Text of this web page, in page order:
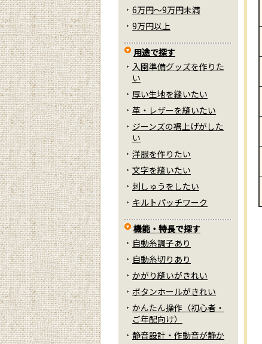
6万円～9万円未満
9万円以上
用途で探す
入園準備グッズを作りた
い
厚い生地を縫いたい
革・レザーを縫いたい
ジーンズの裾上げがした
い
洋服を作りたい
文字を縫いたい
刺しゅうをしたい
キルトパッチワーク
機能・特長で探す
自動糸調子あり
自動糸切りあり
かがり縫いがきれい
ボタンホールがきれい
かんたん操作（初心者・
ご年配向け）
静音設計・作動音が静か